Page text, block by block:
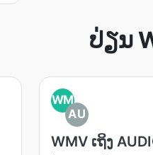
ປ່ຽນ​
WM
AU
WMV ເຖິງ